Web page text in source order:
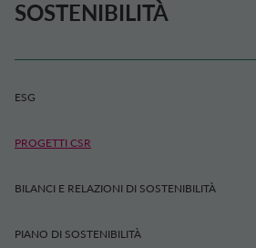
SOSTENIBILITÀ
ESG
PROGETTI CSR
BILANCI E RELAZIONI DI SOSTENIBILITÀ
PIANO DI SOSTENIBILITÀ